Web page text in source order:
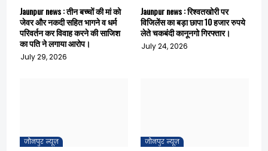
Jaunpur news : तीन बच्चों की मां को
जेवर और नकदी सहित भागने व धर्म
परिवर्तन कर विवाह करने की साजिश
का पति ने लगाया आरोप।
July 29, 2026
Jaunpur news : रिश्वतखोरी पर
विजिलेंस का बड़ा छापा 10 हजार रुपये
लेते चकबंदी कानूनगो गिरफ्तार।
July 24, 2026
जौनपुर न्यूज़ जौनपुर न्यूज़